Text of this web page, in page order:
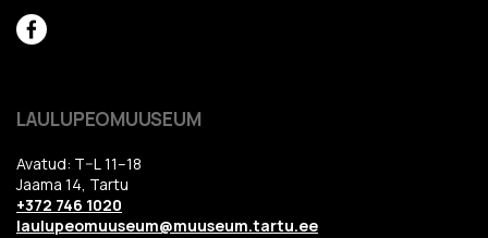
LAULUPEOMUUSEUM
Avatud: T–L 11–18
Jaama 14, Tartu
+372 746 1020
laulupeomuuseum@muuseum.tartu.ee